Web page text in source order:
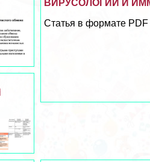
ВИРУСОЛОГИИ И
Статья в формате PDF